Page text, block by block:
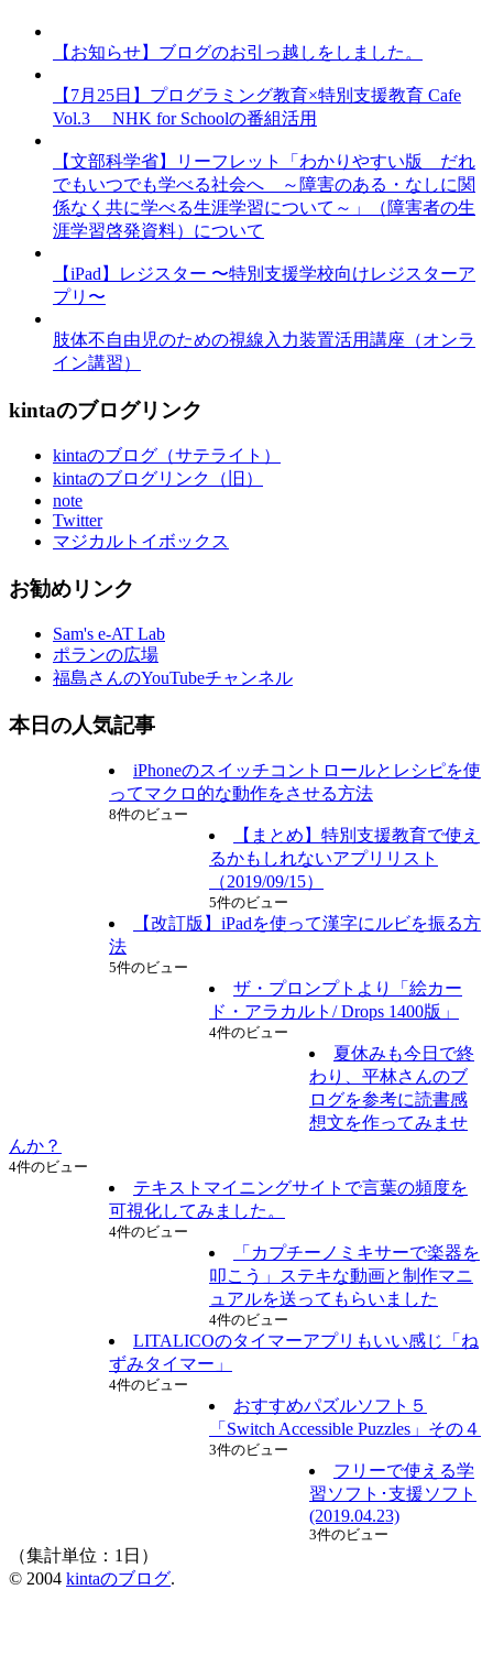
【お知らせ】ブログのお引っ越しをしました。
【7月25日】プログラミング教育×特別支援教育 Cafe
Vol.3 NHK for Schoolの番組活用
【文部科学省】リーフレット「わかりやすい版 だれ
でもいつでも学べる社会へ ～障害のある・なしに関
係なく共に学べる生涯学習について～」（障害者の生
涯学習啓発資料）について
【iPad】レジスター 〜特別支援学校向けレジスターア
プリ〜
肢体不自由児のための視線入力装置活用講座（オンラ
イン講習）
kintaのブログリンク
kintaのブログ（サテライト）
kintaのブログリンク（旧）
note
Twitter
マジカルトイボックス
お勧めリンク
Sam's e-AT Lab
ポランの広場
福島さんのYouTubeチャンネル
本日の人気記事
iPhoneのスイッチコントロールとレシピを使
ってマクロ的な動作をさせる方法
8件のビュー
【まとめ】特別支援教育で使え
るかもしれないアプリリスト
（2019/09/15）
5件のビュー
【改訂版】iPadを使って漢字にルビを振る方
法
5件のビュー
ザ・プロンプトより「絵カー
ド・アラカルト/ Drops 1400版」
4件のビュー
夏休みも今日で終
わり、平林さんのブ
ログを参考に読書感
想文を作ってみませ
んか？
4件のビュー
テキストマイニングサイトで言葉の頻度を
可視化してみました。
4件のビュー
「カプチーノミキサーで楽器を
叩こう」ステキな動画と制作マニ
ュアルを送ってもらいました
4件のビュー
LITALICOのタイマーアプリもいい感じ「ね
ずみタイマー」
4件のビュー
おすすめパズルソフト５
「Switch Accessible Puzzles」その４
3件のビュー
フリーで使える学
習ソフト･支援ソフト
(2019.04.23)
3件のビュー
（集計単位：1日）
© 2004 kintaのブログ.